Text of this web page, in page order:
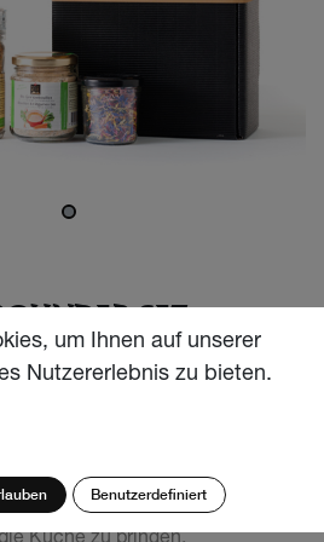
SET
Danke zu sagen: Unser
Anlässe – dieses Set ist die
auszudrücken und
um Ihnen auf unserer
Nutzererlebnis zu bieten.
Benutzerdefiniert